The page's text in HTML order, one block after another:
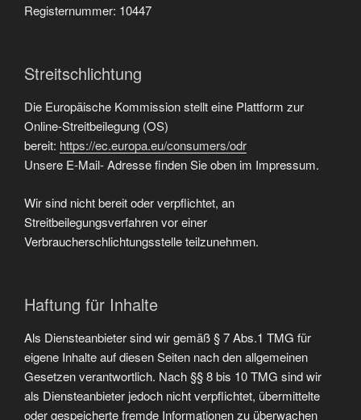
Registernummer: 10447
Streitschlichtung
Die Europäische Kommission stellt eine Plattform zur
Online-Streitbeilegung (OS)
bereit: https://ec.europa.eu/consumers/odr
Unsere E-Mail- Adresse finden Sie oben im Impressum.
Wir sind nicht bereit oder verpflichtet, an
Streitbeilegungsverfahren vor einer
Verbraucherschlichtungsstelle teilzunehmen.
Haftung für Inhalte
Als Diensteanbieter sind wir gemäß § 7 Abs.1 TMG für
eigene Inhalte auf diesen Seiten nach den allgemeinen
Gesetzen verantwortlich. Nach §§ 8 bis 10 TMG sind wir
als Diensteanbieter jedoch nicht verpflichtet, übermittelte
oder gespeicherte fremde Informationen zu überwachen